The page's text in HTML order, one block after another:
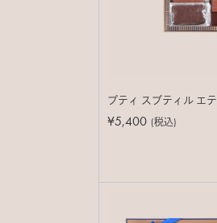
プティ スブティル エテ
¥5,400 (税込)